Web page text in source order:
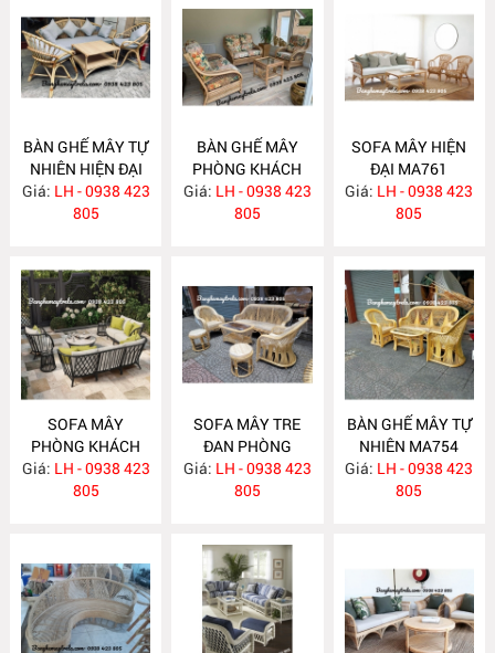
BÀN GHẾ MÂY TỰ
NHIÊN HIỆN ĐẠI
MA763
Giá: LH - 0938 423
805
BÀN GHẾ MÂY
PHÒNG KHÁCH
MA762
Giá: LH - 0938 423
805
SOFA MÂY HIỆN
ĐẠI MA761
Giá: LH - 0938 423
805
SOFA MÂY
PHÒNG KHÁCH
MA760
Giá: LH - 0938 423
805
SOFA MÂY TRE
ĐAN PHÒNG
KHÁCH MA755
Giá: LH - 0938 423
805
BÀN GHẾ MÂY TỰ
NHIÊN MA754
Giá: LH - 0938 423
805